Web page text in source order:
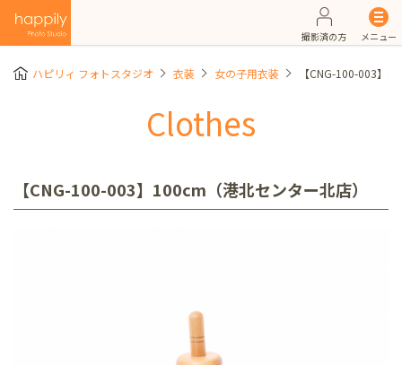
撮影済の方 メニュー
ハピリィ フォトスタジオ 衣装 女の子用衣装 【CNG-100-003】
Clothes
【CNG-100-003】100cm（港北センター北店）